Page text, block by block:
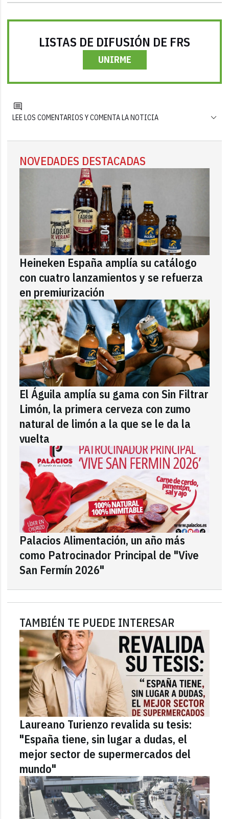
LISTAS DE DIFUSIÓN DE FRS
UNIRME
LEE LOS COMENTARIOS Y COMENTA LA NOTICIA
NOVEDADES DESTACADAS
Heineken España amplía su catálogo
con cuatro lanzamientos y se refuerza
en premiurización
El Águila amplía su gama con Sin Filtrar
Limón, la primera cerveza con zumo
natural de limón a la que se le da la
vuelta
Palacios Alimentación, un año más
como Patrocinador Principal de "Vive
San Fermín 2026"
TAMBIÉN TE PUEDE INTERESAR
Laureano Turienzo revalida su tesis:
"España tiene, sin lugar a dudas, el
mejor sector de supermercados del
mundo"